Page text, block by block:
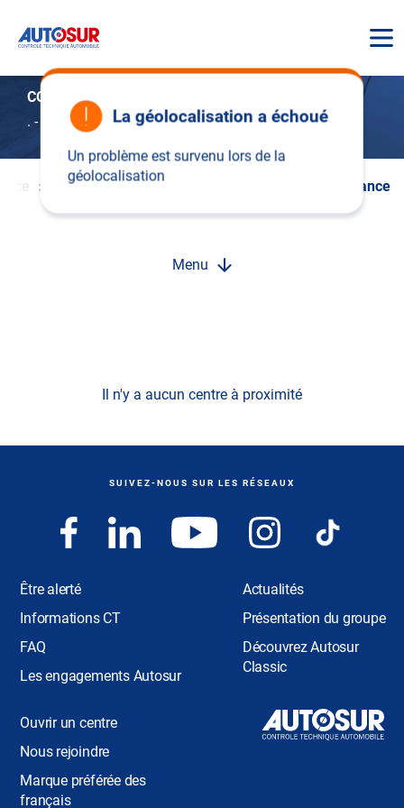
La géolocalisation a échoué
Un problème est survenu lors de la
géolocalisation
AUTOSUR
CONTROLE TECHNIQUE FORT-DE-FRANCE
. - 97200 Fort-de-france
Fort-De-France Controle Technique Fort-De-France
Menu
Il n'y a aucun centre à proximité
SUIVEZ-NOUS SUR LES RÉSEAUX
Être alerté
Informations CT
FAQ
Les engagements Autosur
Actualités
Présentation du groupe
Découvrez Autosur
Classic
Ouvrir un centre
Nous rejoindre
Marque préférée des
français